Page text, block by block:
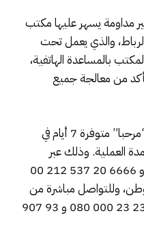
مداومة يسهر عليها مكتب
والذي يعمل تحت
بالمساعدة الهاتفية،
من معالجة جميع
وأشار البلاغ إلى أن خدمة الاتصال “مرحبا” متوفرة 7 أيام في
مدة العملية. وذلك عبر
الرقمين 5666 20 537 212 00 و 6666 20 537 212 00
وللتواصل مباشرة من
المغرب على الرقم الأخضر المجاني 23 23 000 080 و 93 907